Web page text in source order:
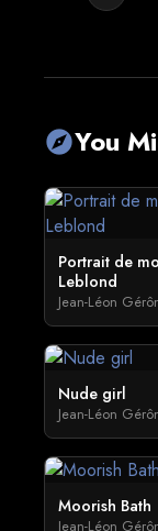
exploreYou
Portrait de
Leblond
Jean-Léon
Nude girl
Jean-Léon
Moorish Bath
Jean-Léon